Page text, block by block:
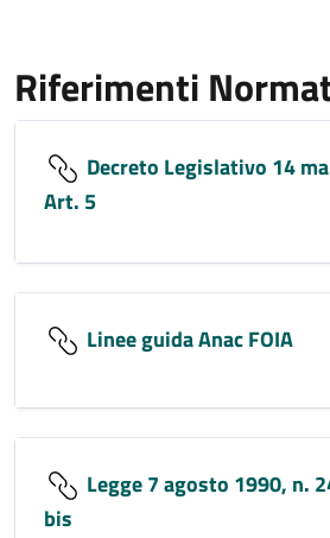
Riferimenti
Decreto Legislativo 14
Art. 5
Linee guida Anac FOIA
Legge 7 agosto 1990, n.
bis